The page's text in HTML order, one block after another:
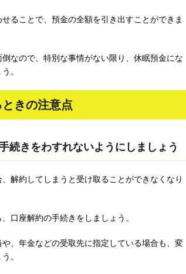
ることで、預金の全額を引き出すことができま
なので、特別な事情がない限り、休眠預金にな
。
きの注意点
続きをわすれないようにしましょう
解約してしまうと受け取ることができなくなり
口座解約の手続きをしましょう。
、年金などの受取先に指定している場合も、変
。